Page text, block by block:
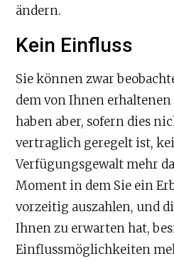
ändern.
Kein Einfluss
Sie können zwar
dem von Ihnen
haben aber, sofern dies
vertraglich geregelt ist,
Verfügungsgewalt mehr
Moment in dem Sie ein
vorzeitig auszahlen, und
Ihnen zu erwarten hat,
Einflussmöglichkeiten